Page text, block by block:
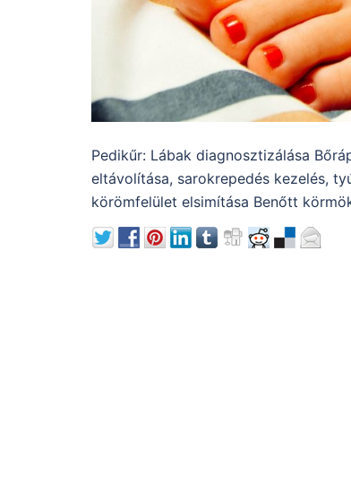
Pedikűr: Lábak diagnosztizálása
eltávolítása, sarokrepedés kezelés,
körömfelület elsimítása Benőtt